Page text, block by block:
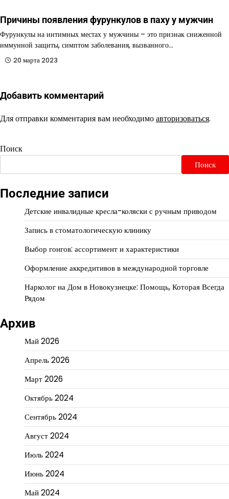
Причины появления фурункулов в паху у мужчин
Фурункулы на интимных местах у мужчины – это признак сниженной
иммунной защиты, симптом заболевания, вызванного…
20 марта 2023
Добавить комментарий
Для отправки комментария вам необходимоавторизоваться.
Поиск
Поиск
Последние записи
Детские инвалидные кресла-коляски с ручным приводом
Запись в стоматологическую клинику
Выбор гонгов: ассортимент и характеристики
Оформление аккредитивов в международной торговле
Нарколог на Дом в Новокузнецке: Помощь, Которая Всегда
Рядом
Архив
Май 2026
Апрель 2026
Март 2026
Октябрь 2024
Сентябрь 2024
Август 2024
Июль 2024
Июнь 2024
Май 2024